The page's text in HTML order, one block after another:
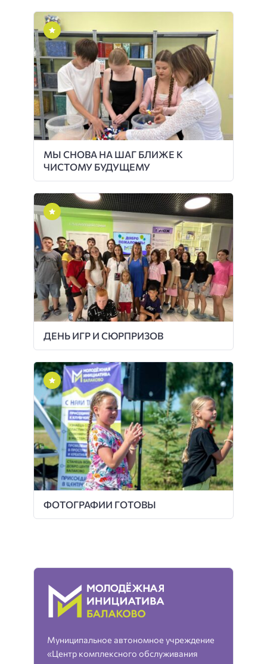
МЫ СНОВА НА ШАГ БЛИЖЕ К
ЧИСТОМУ БУДУЩЕМУ
ДЕНЬ ИГР И СЮРПРИЗОВ
ФОТОГРАФИИ ГОТОВЫ
Муниципальное автономное учреждение
«Центр комплексного обслуживания